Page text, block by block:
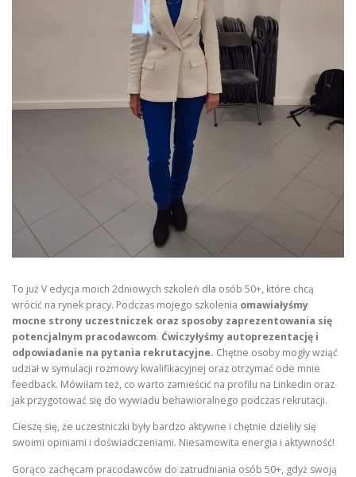
To już V edycja moich 2dniowych szkoleń dla osób 50+, które chcą
wrócić na rynek pracy. Podczas mojego szkolenia omawiałyśmy
mocne strony uczestniczek oraz sposoby zaprezentowania się
potencjalnym pracodawcom. Ćwiczyłyśmy autoprezentację i
odpowiadanie na pytania rekrutacyjne. Chętne osoby mogły wziąć
udział w symulacji rozmowy kwalifikacyjnej oraz otrzymać ode mnie
feedback. Mówiłam też, co warto zamieścić na profilu na Linkedin oraz
jak przygotować się do wywiadu behawioralnego podczas rekrutacji.
Cieszę się, że uczestniczki były bardzo aktywne i chętnie dzieliły się
swoimi opiniami i doświadczeniami. Niesamowita energia i aktywność!
Gorąco zachęcam pracodawców do zatrudniania osób 50+, gdyż swoją